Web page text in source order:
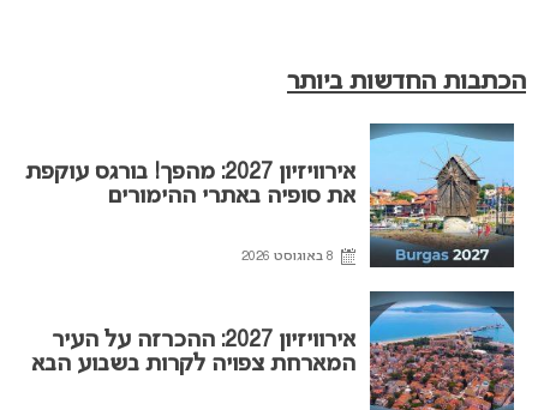
הכתבות החדשות ביותר
אירוויזיון 2027: מהפך! בורגס עוקפת
את סופיה באתרי ההימורים
8 באוגוסט 2026
אירוויזיון 2027: ההכרזה על העיר
המארחת צפויה לקרות בשבוע הבא